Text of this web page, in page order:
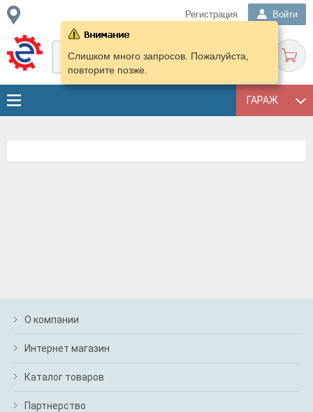
Регистрация Войти
ГАРАЖ
Слишком много запросов. Пожалуйста,
повторите позже.
О компании
Интернет магазин
Каталог товаров
Партнерство